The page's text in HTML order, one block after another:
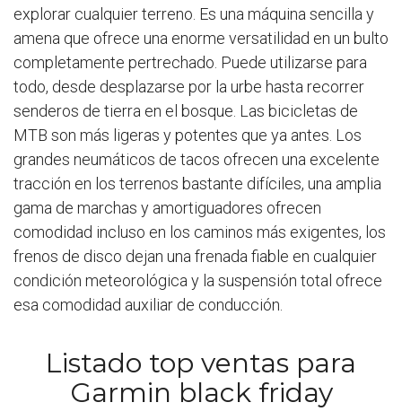
explorar cualquier terreno. Es una máquina sencilla y
amena que ofrece una enorme versatilidad en un bulto
completamente pertrechado. Puede utilizarse para
todo, desde desplazarse por la urbe hasta recorrer
senderos de tierra en el bosque. Las bicicletas de
MTB son más ligeras y potentes que ya antes. Los
grandes neumáticos de tacos ofrecen una excelente
tracción en los terrenos bastante difíciles, una amplia
gama de marchas y amortiguadores ofrecen
comodidad incluso en los caminos más exigentes, los
frenos de disco dejan una frenada fiable en cualquier
condición meteorológica y la suspensión total ofrece
esa comodidad auxiliar de conducción.
Listado top ventas para
Garmin black friday